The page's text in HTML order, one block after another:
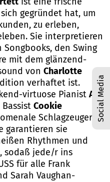
Social Media
gegründet hat, um
zu erleben,
Sie interpretieren
Songbooks, den Swing
mit dem glänzend-
von Charlotte
verhaftet ist.
virtuose PianistAdi
Cookie
Schlagzeuger
garantieren sie
Rhythmen und
sodaß jede/r ins
für alle Frank
Sarah Vaughan-